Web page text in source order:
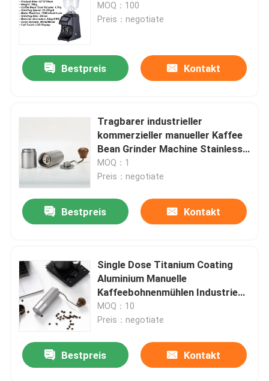
MOQ：100
Preis：negotiate
Bestpreis Kontakt
Tragbarer industrieller
kommerzieller manueller Kaffee
Bean Grinder Machine Stainless
Steel
MOQ：1
Preis：negotiate
Bestpreis Kontakt
Single Dose Titanium Coating
Aluminium Manuelle
Kaffeebohnenmühlen Industrie
Konischer Grat
MOQ：10
Preis：negotiate
Bestpreis Kontakt